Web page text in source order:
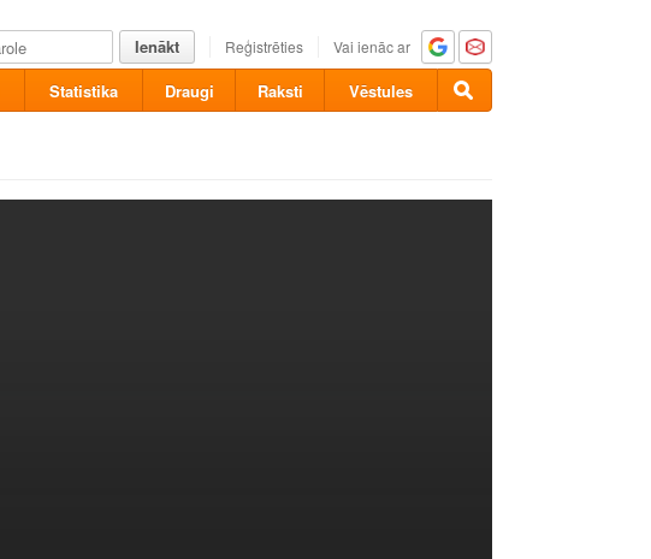
Ienākt Reģistrēties Vai ienāc ar
Statistika Draugi Raksti Vēstules